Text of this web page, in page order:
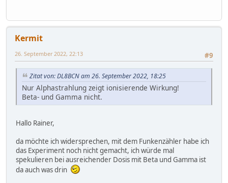
Kermit
#9
26. September 2022, 22:13
Zitat von: DL8BCN am 26. September 2022, 18:25
Nur Alphastrahlung zeigt ionisierende Wirkung!
Beta- und Gamma nicht.
Hallo Rainer,
da möchte ich widersprechen, mit dem Funkenzähler habe ich
das Experiment noch nicht gemacht, ich würde mal
spekulieren bei ausreichender Dosis mit Beta und Gamma ist
da auch was drin